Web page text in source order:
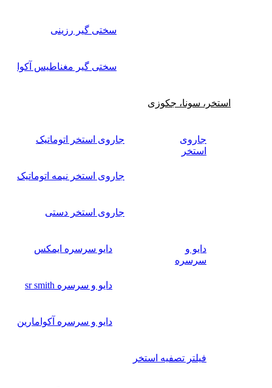
سختی گیر رزینی
سختی گیر مغناطیس آکوا
استخر، سونا، جکوزی
جاروی
استخر
جاروی استخر اتوماتیک
جاروی استخر نیمه اتوماتیک
جاروی استخر دستی
دایو و
سرسره
دایو سرسره ایمکس
دایو و سرسره sr smith
دایو و سرسره آکوامارین
فیلتر تصفیه استخر